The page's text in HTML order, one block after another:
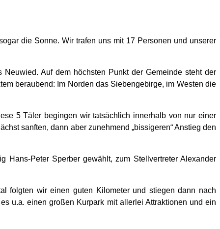
die Sonne. Wir trafen uns mit 17 Personen und unserer
Auf dem höchsten Punkt der Gemeinde steht der
beraubend: Im Norden das Siebengebirge, im Westen die
5 Täler begingen wir tatsächlich innerhalb von nur einer
sanften, dann aber zunehmend „bissigeren“ Anstieg den
Hans-Peter Sperber gewählt, zum Stellvertreter Alexander
folgten wir einen guten Kilometer und stiegen dann nach
u.a. einen großen Kurpark mit allerlei Attraktionen und ein